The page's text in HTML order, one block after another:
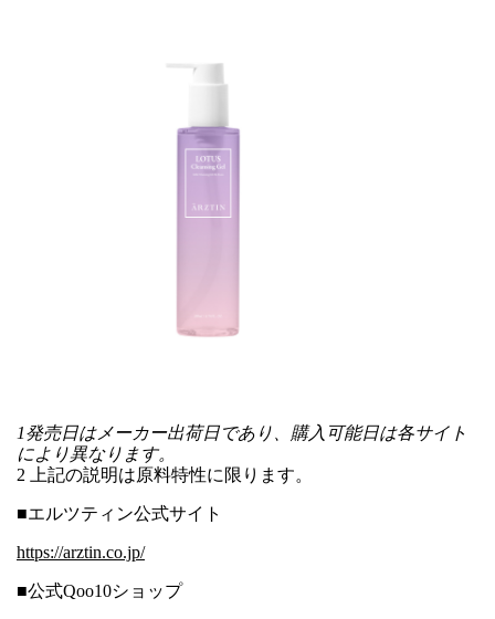
1発売日はメーカー出荷日であり、購入可能日は各サイト
により異なります。
2 上記の説明は原料特性に限ります。
■エルツティン公式サイト
https://arztin.co.jp/
■公式Qoo10ショップ